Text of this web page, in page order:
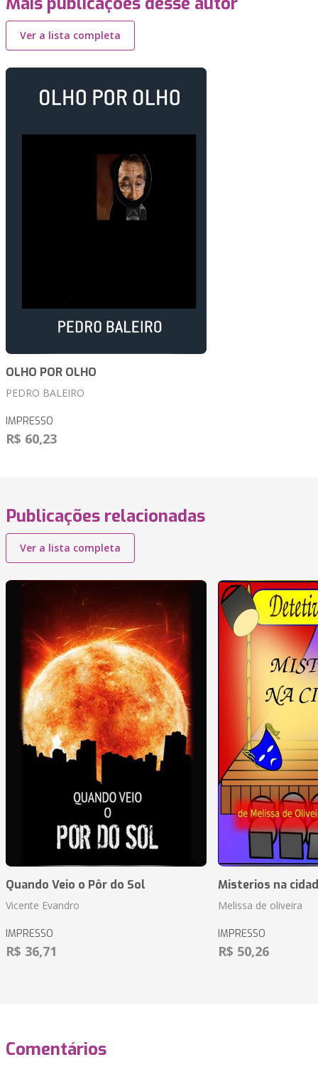
Ver a lista completa
OLHO POR OLHO
PEDRO BALEIRO
IMPRESSO
R$ 60,23
Publicações relacionadas
Ver a lista completa
Quando Veio o Pôr do Sol
Vicente Evandro
IMPRESSO
R$ 36,71
Misterios na
Melissa de oliveira
IMPRESSO
R$ 50,26
Comentários